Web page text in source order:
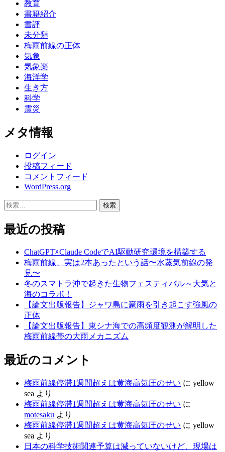
教育
書籍紹介
書評
未分類
梅雨前線の正体
気象
気象楽
海洋学
生き方
科学
震災
メタ情報
ログイン
投稿フィード
コメントフィード
WordPress.org
検
最近の投稿
ChatGPT☓Claude CodeでAI駆動研究環境を構築する
梅雨前線、実は2本あったという話〜水蒸気前線の発
見〜
冬のスマトラ沖で起きた生物フェスティバル～大気と
海のコラボ！
【論文出版報告】ジャワ島に豪雨を引き起こす強風の
正体
【論文出版報告】東シナ海での高頻度観測が解明した
梅雨前線帯の大雨メカニズム
最近のコメント
梅雨前線停滞1週間超えは黄海高気圧のせい に yellow
sea より
梅雨前線停滞1週間超えは黄海高気圧のせい に
motesaku より
梅雨前線停滞1週間超えは黄海高気圧のせい に yellow
sea より
日本の科学技術関連予算は減っていないけど、現場は